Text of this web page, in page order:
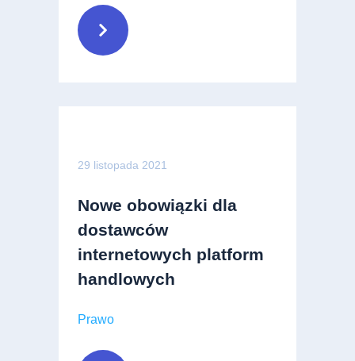
29 listopada 2021
Nowe obowiązki dla
dostawców
internetowych platform
handlowych
Prawo